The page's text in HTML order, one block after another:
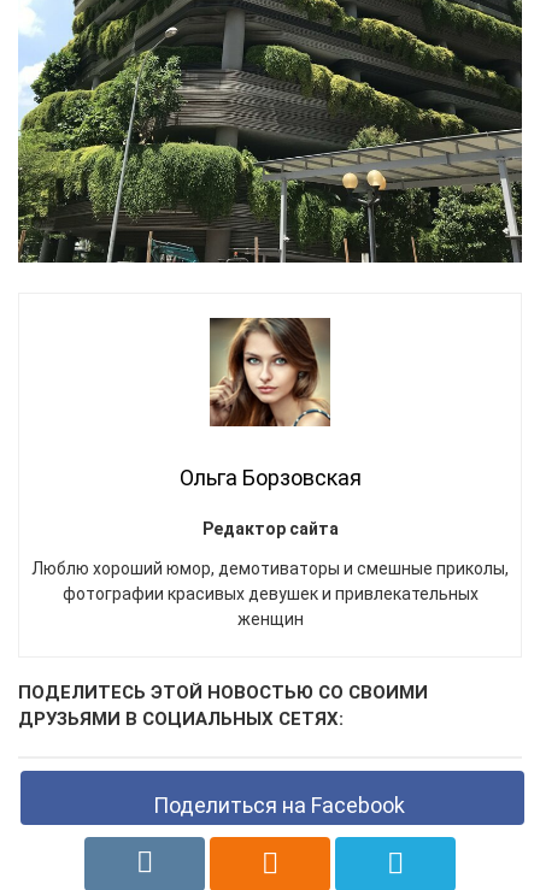
Ольга Борзовская
Редактор сайта
Люблю хороший юмор, демотиваторы и смешные приколы,
фотографии красивых девушек и привлекательных
женщин
ПОДЕЛИТЕСЬ ЭТОЙ НОВОСТЬЮ СО СВОИМИ
ДРУЗЬЯМИ В СОЦИАЛЬНЫХ СЕТЯХ:
Поделиться на Facebook